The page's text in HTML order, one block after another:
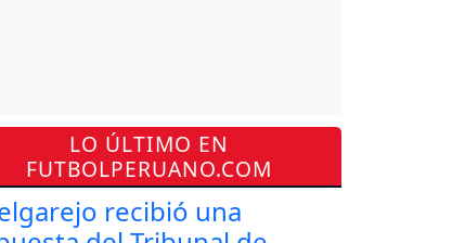
LO ÚLTIMO EN
FUTBOLPERUANO.COM